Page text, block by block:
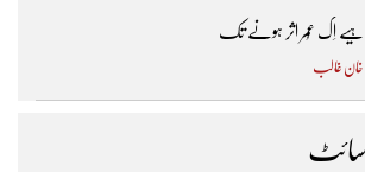
اِک عُمر اثر ہونے تک
خان غالب
سائٹ